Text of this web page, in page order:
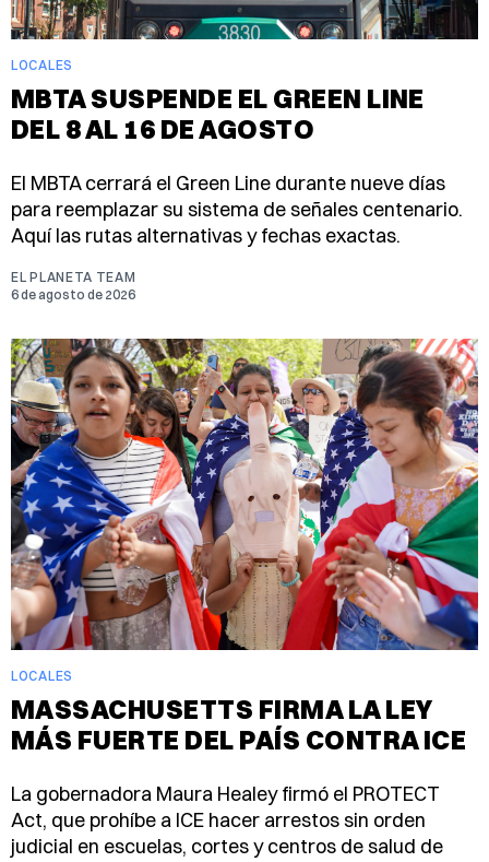
LOCALES
MBTA SUSPENDE EL GREEN LINE
DEL 8 AL 16 DE AGOSTO
El MBTA cerrará el Green Line durante nueve días
para reemplazar su sistema de señales centenario.
Aquí las rutas alternativas y fechas exactas.
EL PLANETA TEAM
6 de agosto de 2026
LOCALES
MASSACHUSETTS FIRMA LA LEY
MÁS FUERTE DEL PAÍS CONTRA ICE
La gobernadora Maura Healey firmó el PROTECT
Act, que prohíbe a ICE hacer arrestos sin orden
judicial en escuelas, cortes y centros de salud de